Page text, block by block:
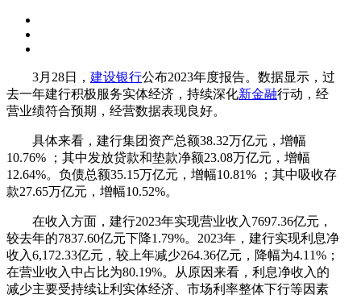
3月28日， 建设银行公布2023年度报告。数据显示，过
去一年建行积极服务实体经济，持续深化新金融行动，经
营业绩符合预期，经营数据表现良好。
具体来看，建行集团资产总额38.32万亿元，增幅
10.76% ；其中发放贷款和垫款净额23.08万亿元，增幅
12.64%。负债总额35.15万亿元，增幅10.81% ；其中吸收存
款27.65万亿元，增幅10.52%。
在收入方面，建行2023年实现营业收入7697.36亿元，
较去年的7837.60亿元下降1.79%。2023年，建行实现利息净
收入6,172.33亿元，较上年减少264.36亿元，降幅为4.11%；
在营业收入中占比为80.19%。从原因来看，利息净收入的
减少主要受持续让利实体经济、市场利率整体下行等因素